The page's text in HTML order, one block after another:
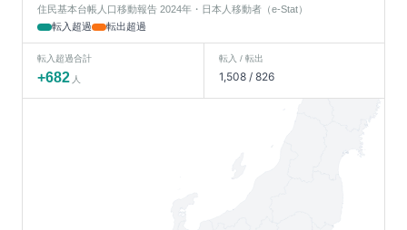
住民基本台帳人口移動報告 2024年・日本人移動者（e-Stat）
転入超過
転出超過
転入超過合計
+682 人
転入 / 転出
1,508/ 826